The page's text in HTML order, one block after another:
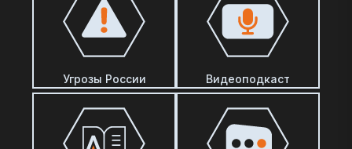
Угрозы России Видеоподкаст